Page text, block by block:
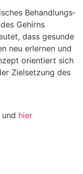
Behandlungs­
Gehirns
dass gesunde
neu erlernen und
orien­tiert sich
Ziel­setzung des
und hier